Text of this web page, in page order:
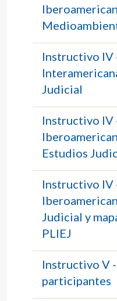
Instructivo IV
Judicial
Instructivo
Estudios
Instructivo IV
Judicial y
PLIEJ
Instructivo V
participantes